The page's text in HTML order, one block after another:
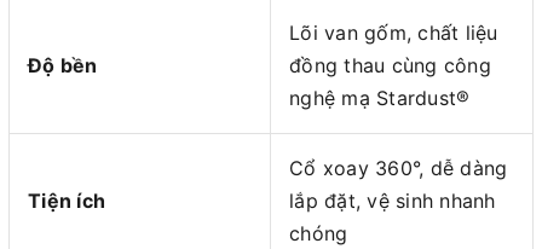
Độ bền
Lõi van gốm, chất liệu
đồng thau cùng công
nghệ mạ Stardust®
Tiện ích
Cổ xoay 360°, dễ dàng
lắp đặt, vệ sinh nhanh
chóng